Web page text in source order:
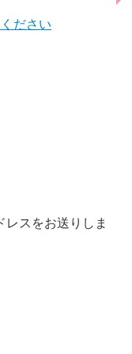
ださい
レスをお送りしま